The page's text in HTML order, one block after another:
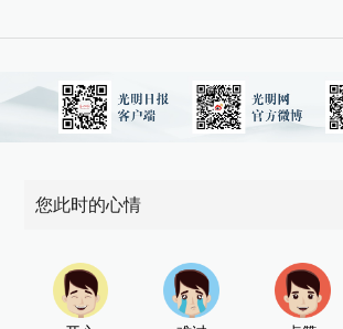
您此时的心情